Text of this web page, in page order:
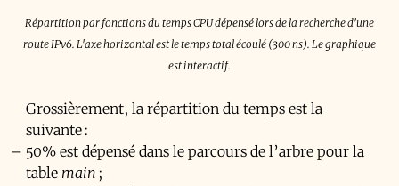
Répartition par fonctions du temps CPU dépensé lors de la recherche d'une
route IPv6. L'axe horizontal est le temps total écoulé (300 ns). Le graphique
est interactif.
Grossièrement, la répartition du temps est la
suivante :
50% est dépensé dans le parcours de l’arbre pour la
table main ;